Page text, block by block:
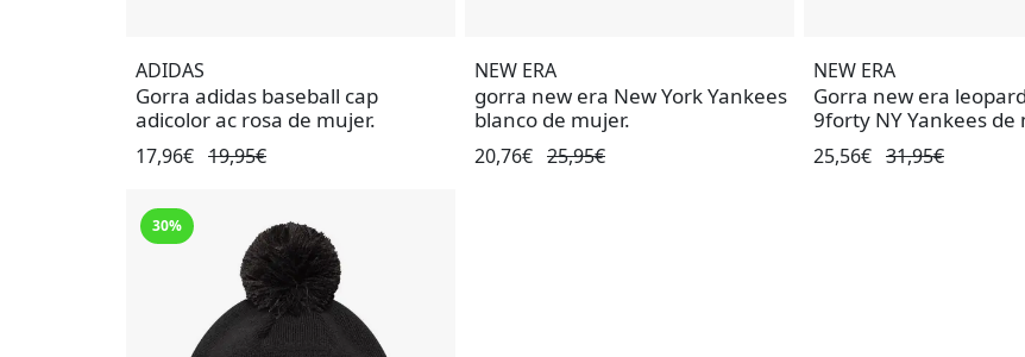
ADIDAS
Gorra adidas baseball cap
adicolor ac rosa de mujer.
17,96€ 19,95€
NEW ERA
gorra new era New York Yankees
blanco de mujer.
20,76€ 25,95€
NEW ERA
Gorra new era
9forty NY Yankees de
25,56€ 31,95€
30%